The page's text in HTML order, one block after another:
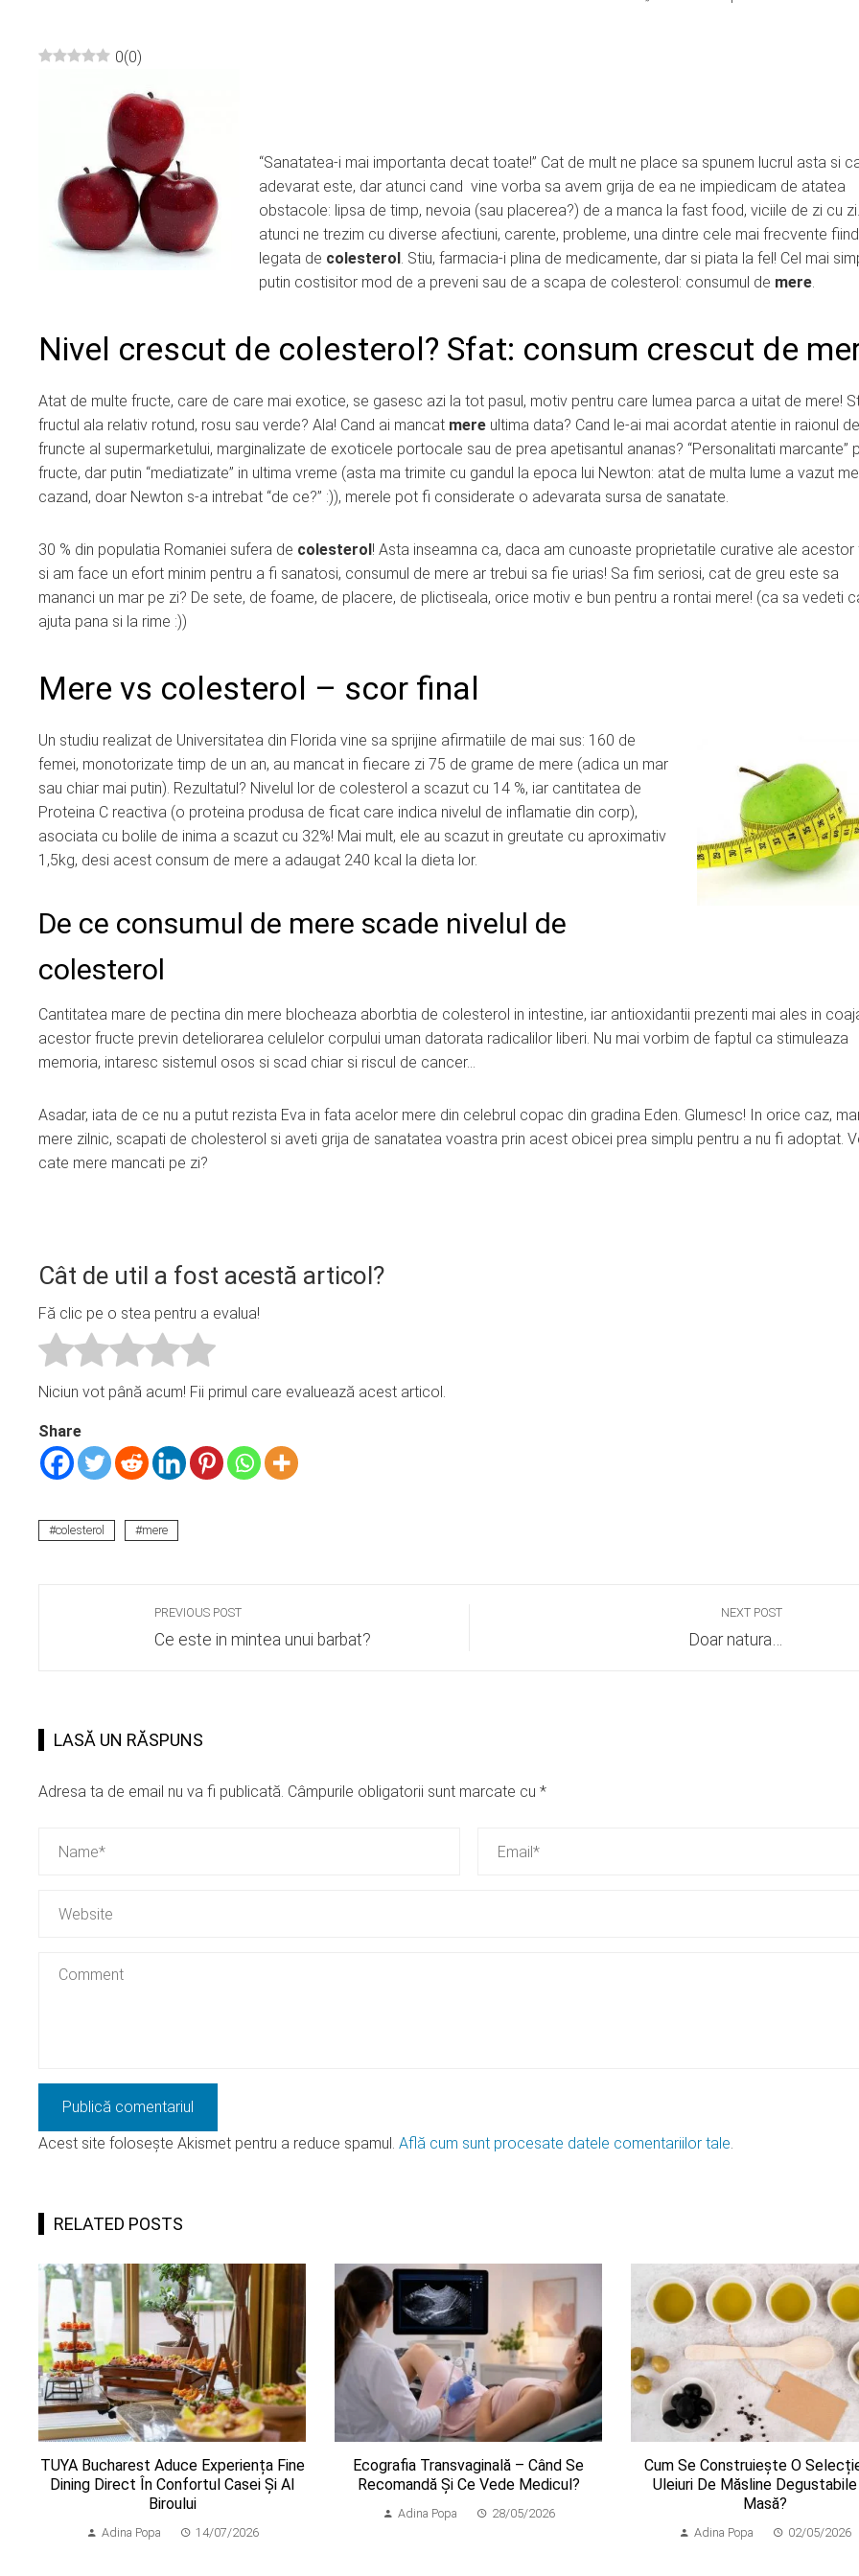
0(0)
“Sanatatea-i mai importanta decat toate!” Cat de mult ne place sa spunem lucrul asta si
adevarat este, dar atunci cand vine vorba sa avem grija de ea ne impiedicam de atatea
obstacole: lipsa de timp, nevoia (sau placerea?) de a manca la fast food, viciile de zi cu
atunci ne trezim cu diverse afectiuni, carente, probleme, una dintre cele mai frecvente
legata de colesterol. Stiu, farmacia-i plina de medicamente, dar si piata la fel! Cel mai
putin costisitor mod de a preveni sau de a scapa de colesterol: consumul de mere.
Nivel crescut de colesterol? Sfat: consum crescut de
Atat de multe fructe, care de care mai exotice, se gasesc azi la tot pasul, motiv pentru care lumea parca a uitat de mere!
fructul ala relativ rotund, rosu sau verde? Ala! Cand ai mancat mere ultima data? Cand le-ai mai acordat atentie in raionul de
fruncte al supermarketului, marginalizate de exoticele portocale sau de prea apetisantul ananas? “Personalitati marcante”
fructe, dar putin “mediatizate” in ultima vreme (asta ma trimite cu gandul la epoca lui Newton: atat de multa lume a vazut
cazand, doar Newton s-a intrebat “de ce?” :)), merele pot fi considerate o adevarata sursa de sanatate.
30 % din populatia Romaniei sufera de colesterol! Asta inseamna ca, daca am cunoaste proprietatile curative ale acestor
si am face un efort minim pentru a fi sanatosi, consumul de mere ar trebui sa fie urias! Sa fim seriosi, cat de greu este sa
mananci un mar pe zi? De sete, de foame, de placere, de plictiseala, orice motiv e bun pentru a rontai mere! (ca sa vedeti
ajuta pana si la rime :))
Mere vs colesterol – scor final
Un studiu realizat de Universitatea din Florida vine sa sprijine afirmatiile de mai sus: 160 de
femei, monotorizate timp de un an, au mancat in fiecare zi 75 de grame de mere (adica un mar
sau chiar mai putin). Rezultatul? Nivelul lor de colesterol a scazut cu 14 %, iar cantitatea de
Proteina C reactiva (o proteina produsa de ficat care indica nivelul de inflamatie din corp),
asociata cu bolile de inima a scazut cu 32%! Mai mult, ele au scazut in greutate cu aproximativ
1,5kg, desi acest consum de mere a adaugat 240 kcal la dieta lor.
De ce consumul de mere scade nivelul de
colesterol
Cantitatea mare de pectina din mere blocheaza aborbtia de colesterol in intestine, iar antioxidantii prezenti mai ales in
acestor fructe previn deteliorarea celulelor corpului uman datorata radicalilor liberi. Nu mai vorbim de faptul ca stimuleaza
memoria, intaresc sistemul osos si scad chiar si riscul de cancer…
Asadar, iata de ce nu a putut rezista Eva in fata acelor mere din celebrul copac din gradina Eden. Glumesc! In orice caz,
mere zilnic, scapati de cholesterol si aveti grija de sanatatea voastra prin acest obicei prea simplu pentru a nu fi adoptat.
cate mere mancati pe zi?
Cât de util a fost acestă articol?
Fă clic pe o stea pentru a evalua!
Niciun vot până acum! Fii primul care evaluează acest articol.
Share
colesterol mere
PREVIOUS POST
Ce este in mintea unui barbat?
NEXT POST
Doar natura…
LASĂ UN RĂSPUNS
Adresa ta de email nu va fi publicată. Câmpurile obligatorii sunt marcate cu *
Acest site folosește Akismet pentru a reduce spamul. Află cum sunt procesate datele comentariilor tale.
RELATED POSTS
TUYA Bucharest Aduce Experiența Fine
Dining Direct În Confortul Casei Și Al
Biroului
Adina Popa 14/07/2026
Ecografia Transvaginală – Când Se
Recomandă Și Ce Vede Medicul?
Adina Popa 28/05/2026
Cum Se Construiește O
Uleiuri De Măsline
Masă?
Adina Popa 02/05/2026